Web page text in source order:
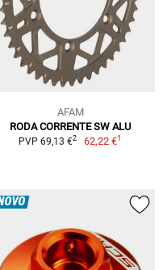
AFAM
RODA CORRENTE SW ALU
PVP 69,13 €2 62,22 €1